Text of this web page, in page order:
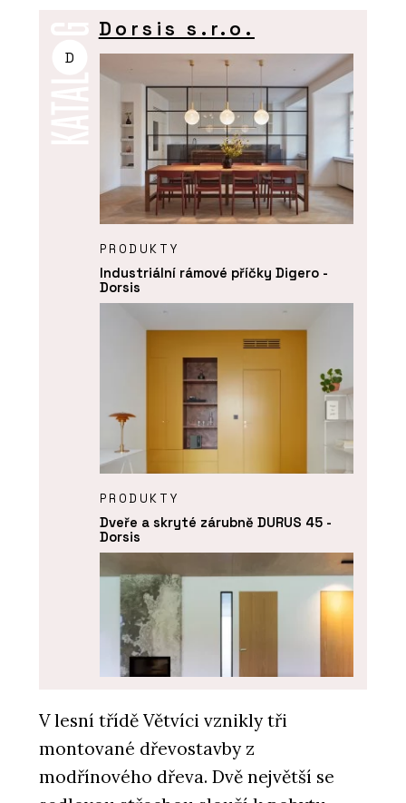
D
Dorsis s.r.o.
PRODUKTY
Industriální rámové příčky Digero -
Dorsis
PRODUKTY
Dveře a skryté zárubně DURUS 45 -
Dorsis
PRODUKTY
Dveře a skryté zárubně FORTIUS 52 -
Dorsis
V lesní třídě Větvíci vznikly tři
montované dřevostavby z
modřínového dřeva. Dvě největší se